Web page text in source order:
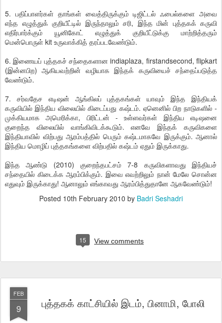
5. பதிப்பாளர்கள் தாங்கள் வைத்திருக்கும் டிஜிட்டல் ஃபைல்களை அவை
எந்த எழுத்துக் குறியீட்டில் இருந்தாலும் சரி, இந்த மின் புத்தகக் கருவி
எதிர்பார்க்கும் யூனிகோட் எழுத்துக் குறியீட்டுக்கு மாற்றித்தரும்
மென்பொருள் kit உருவாக்கித் தரப்படவேண்டும்.
6. இணையப் புத்தகச் சந்தைகளான indiaplaza, firstandsecond, flipkart
(இன்னபிற) ஆகியவற்றின் வழியாக இந்தக் கருவியைச் சந்தைப்படுத்த
வேண்டும்.
7. சர்வதேச எடிஷன் ஆங்கிலப் புத்தகங்கள் யாவும் இந்த இந்தியக்
கருவியில் இந்திய விலையில் கிடைப்பது கஷ்டம். ஏனெனில் பிற நாடுகளில் -
முக்கியமாக அமெரிக்கா, பிரிட்டன் - உள்ளவர்கள் இந்திய எடிஷனை
குறைந்த விலையில் வாங்கிவிடக்கூடும். எனவே இந்தக் கருவிகளை
இந்தியாவில் விற்பது ஆரம்பத்தில் பெரும் கஷ்டமாகவே இருக்கும். ஆனால்
இந்திய மொழிப் புத்தகங்களை விற்பதில் கஷ்டம் ஏதும் இருக்காது.
இந்த ஆண்டு (2010) குறைந்தபட்சம் 7-8 கருவிகளாவது இந்தியச்
சந்தையில் கிடைக்க ஆரம்பிக்கும். இவை எவற்றிலும் நான் மேலே சொன்ன
எதுவும் இருக்காது! ஆனாலும் எங்காவது ஆரம்பித்துதானே ஆகவேண்டும்!
Posted 10th February 2010 by Badri Seshadri
15 View comments
FEB
9 புத்தகக் காட்சியில் இடம், பினாமி, போலி